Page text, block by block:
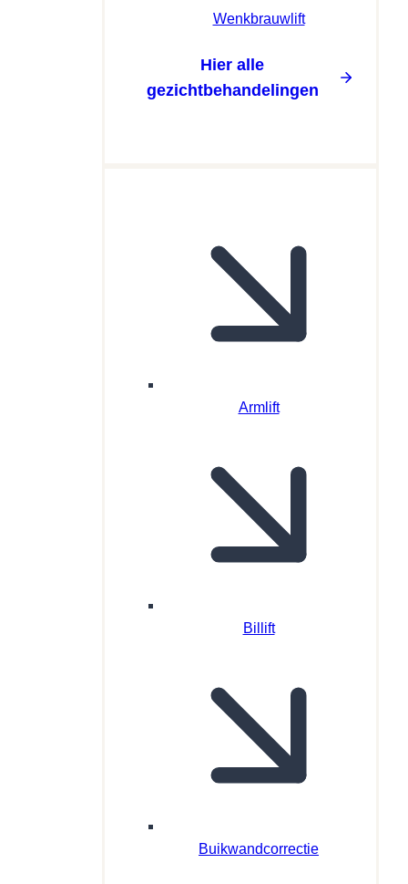
Wenkbrauwlift
Hier alle
gezichtbehandelingen
Armlift
Billift
Buikwandcorrectie